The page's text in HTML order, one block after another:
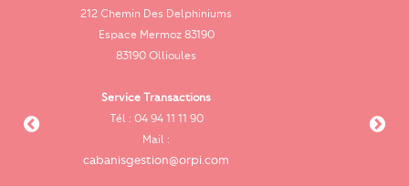
212 Chemin Des Delphiniums
Espace Mermoz 83190
83190 Ollioules
Service Transactions
Tél : 04 94 11 11 90
cabanisgestion@orpi.com